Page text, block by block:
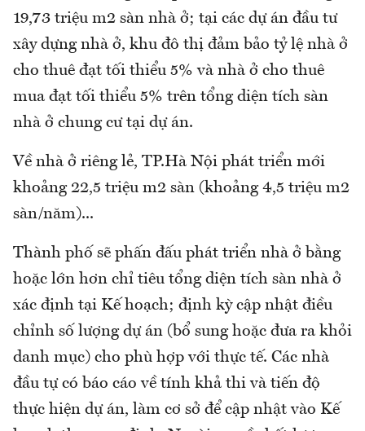
19,73 triệu m2 sàn nhà ở; tại các dự án đầu tư
xây dựng nhà ở, khu đô thị đảm bảo tỷ lệ nhà ở
cho thuê đạt tối thiểu 5% và nhà ở cho thuê
mua đạt tối thiểu 5% trên tổng diện tích sàn
nhà ở chung cư tại dự án.
Về nhà ở riêng lẻ, TP.Hà Nội phát triển mới
khoảng 22,5 triệu m2 sàn (khoảng 4,5 triệu m2
sàn/năm)...
Thành phố sẽ phấn đấu phát triển nhà ở bằng
hoặc lớn hơn chỉ tiêu tổng diện tích sàn nhà ở
xác định tại Kế hoạch; định kỳ cập nhật điều
chỉnh số lượng dự án (bổ sung hoặc đưa ra khỏi
danh mục) cho phù hợp với thực tế. Các nhà
đầu tự có báo cáo về tính khả thi và tiến độ
thực hiện dự án, làm cơ sở để cập nhật vào Kế